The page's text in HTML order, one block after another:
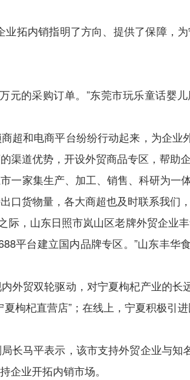
业拓内销指明了方向、提供了保障，
元的采购订单。”东莞市玩乐童话婴
超和电商平台纷纷行动起来，为企
渠道优势，开设外贸商品专区，帮助
一家集生产、加工、销售、科研为一
口货物量，各大商超也及时联系我们
际，山东日照市岚山区老牌外贸企业
平台建立国内品牌专区。”山东丰
外贸双轮驱动，对宁夏枸杞产业的长
枸杞直营店”；在线上，宁夏积极引
长马平表示，该市支持外贸企业与
企业开拓内销市场。